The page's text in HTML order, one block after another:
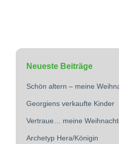
Neueste Beiträge
Schön altern – meine
Georgiens verkaufte Kinder
Vertraue… meine
Archetyp Hera/Königin